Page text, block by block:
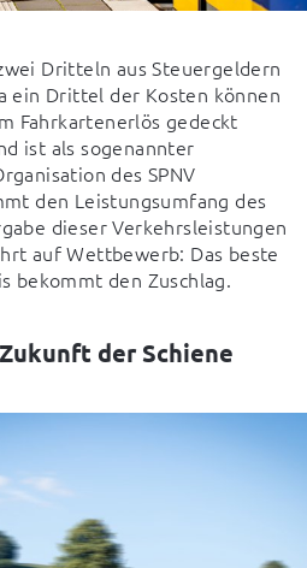
Dritteln aus Steuergeldern
ein Drittel der Kosten können
Fahrkartenerlös gedeckt
ist als sogenannter
des SPNV
den Leistungsumfang des
dieser Verkehrsleistungen
auf Wettbewerb: Das beste
bekommt den Zuschlag.
der Schiene